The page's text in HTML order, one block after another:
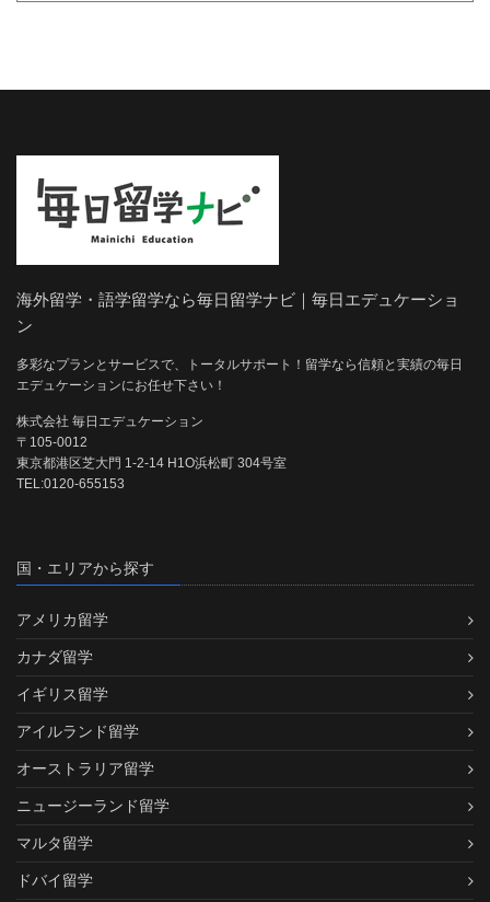
海外留学・語学留学なら毎日留学ナビ｜毎日エデュケーショ
ン
多彩なプランとサービスで、トータルサポート！留学なら信頼と実績の毎日
エデュケーションにお任せ下さい！
株式会社 毎日エデュケーション
〒105-0012
東京都港区芝大門 1-2-14 H1O浜松町 304号室
TEL:0120-655153
国・エリアから探す
アメリカ留学
カナダ留学
イギリス留学
アイルランド留学
オーストラリア留学
ニュージーランド留学
マルタ留学
ドバイ留学